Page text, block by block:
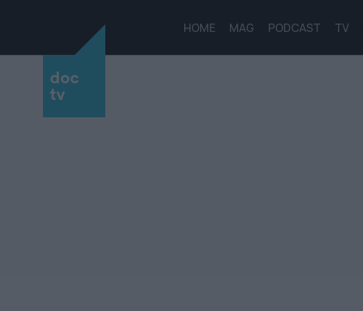
doc
tv
HOME MAG PODCAST TV